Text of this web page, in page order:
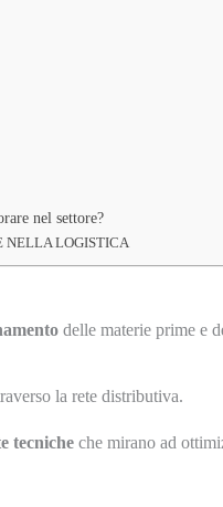
nel settore?
NELLA LOGISTICA
delle materie prime e
la rete distributiva.
tecniche che mirano ad